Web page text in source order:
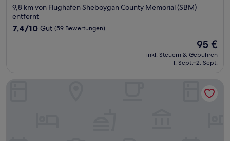
Sterne-
Unterkunft
9,8 km von Flughafen Sheboygan County Memorial (SBM)
entfernt
7.4
7,4/10 Gut (59 Bewertungen)
Der
Preis
beträgt
95 €
inkl. Steuern & Gebühren
1. Sept.–2. Sept.
Wingate by Wyndham Sheboygan